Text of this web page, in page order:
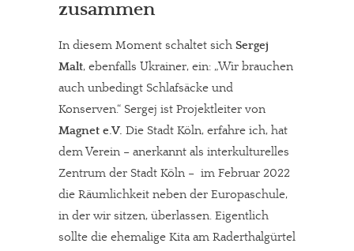
zusammen
In diesem Moment schaltet sich Sergej
Malt, ebenfalls Ukrainer, ein: „Wir brauchen
auch unbedingt Schlafsäcke und
Konserven.“ Sergej ist Projektleiter von
Magnet e.V. Die Stadt Köln, erfahre ich, hat
dem Verein – anerkannt als interkulturelles
Zentrum der Stadt Köln – im Februar 2022
die Räumlichkeit neben der Europaschule,
in der wir sitzen, überlassen. Eigentlich
sollte die ehemalige Kita am Raderthalgürtel